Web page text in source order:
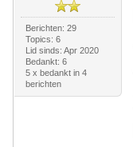
Berichten: 29
Topics: 6
Lid sinds: Apr 2020
Bedankt: 6
5 x bedankt in 4
berichten